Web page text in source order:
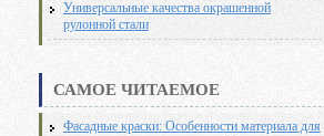
Универсальные качества окрашенной
рулонной стали
САМОЕ ЧИТАЕМОЕ
Фасадные краски: Особенности материала для